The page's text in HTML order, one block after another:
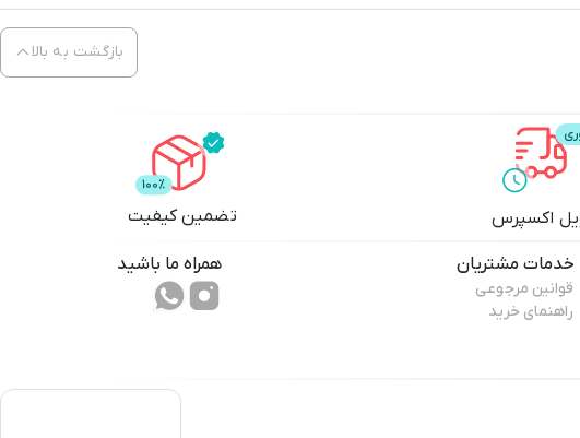
بازگشت به بالا
اکسپرس تضمین کیفیت
خدمات مشتریان
قوانین مرجوعی
راهنمای خرید
همراه ما باشید